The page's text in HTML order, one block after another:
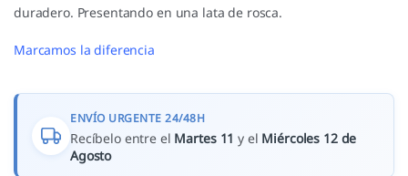
duradero. Presentando en una lata de rosca.
Marcamos la diferencia
ENVÍO URGENTE 24/48H
Recíbelo entre el Martes 11 y el Miércoles 12 de
Agosto